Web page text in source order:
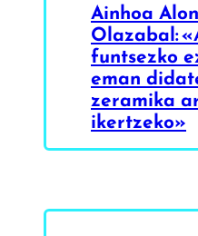
Ainhoa
Olazabal:
funtsezko
eman
zeramika
ikertzeko»